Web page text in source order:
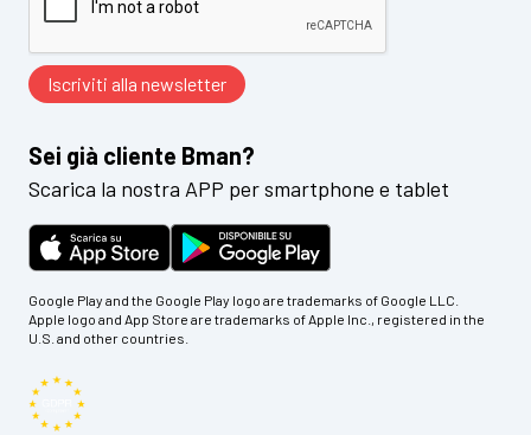
Sei già cliente Bman?
Scarica la nostra APP per smartphone e tablet
Google Play and the Google Play logo are trademarks of Google LLC.
Apple logo and App Store are trademarks of Apple Inc., registered in the
U.S. and other countries.